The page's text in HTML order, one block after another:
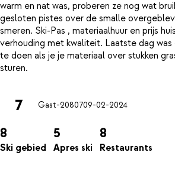
warm en nat was, proberen ze nog wat
gesloten pistes over de smalle
smeren. Ski-Pas , materiaalhuur en prijs
verhouding met kwaliteit. Laatste dag
te doen als je je materiaal over stukken
7 Gast-2080709-02-2024
8
Ski gebied
5
Apres ski
8
Restaurants